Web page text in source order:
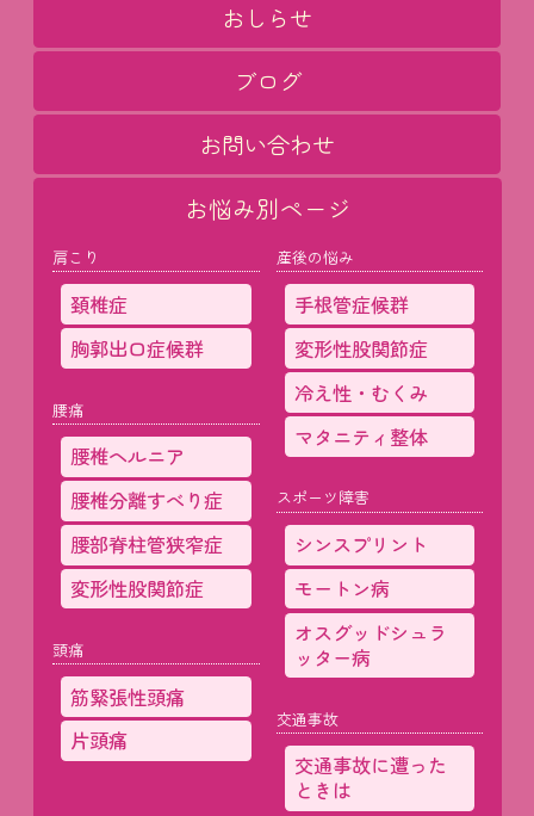
おしらせ
ブログ
お問い合わせ
お悩み別ページ
肩こり
頚椎症
胸郭出口症候群
腰痛
腰椎ヘルニア
腰椎分離すべり症
腰部脊柱管狭窄症
変形性股関節症
頭痛
筋緊張性頭痛
片頭痛
産後の悩み
手根管症候群
変形性股関節症
冷え性・むくみ
マタニティ整体
スポーツ障害
シンスプリント
モートン病
オスグッドシュラ
ッター病
交通事故
交通事故に遭った
ときは